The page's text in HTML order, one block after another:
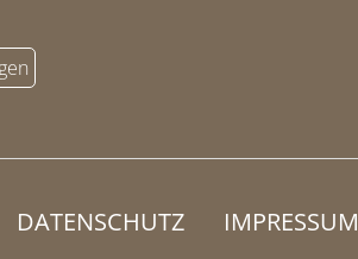
DATENSCHUTZ IMPRESSUM